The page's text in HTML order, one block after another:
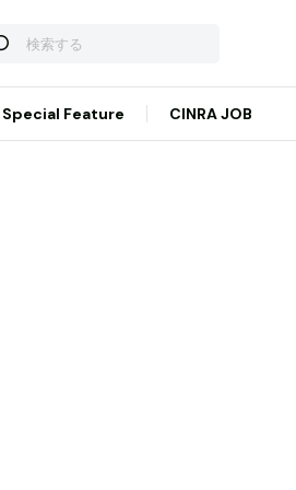
Special Feature CINRA JOB